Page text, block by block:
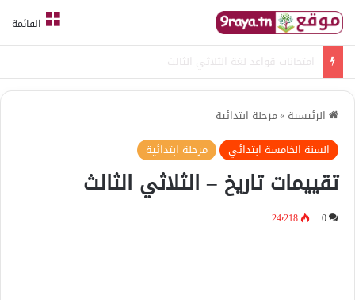
القائمة
امتحانات قواعد لغة الثلاثي الثالث
الرئيسية »مرحلة ابتدائية
السنة الخامسة ابتدائي
مرحلة ابتدائية
تقييمات تاريخ – الثلاثي الثالث
0 24٬218